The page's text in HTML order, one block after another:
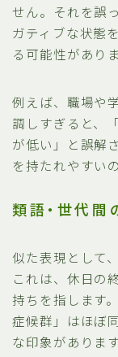
せん。それを誤
ガティブな状態
る可能性がありま
例えば、職場や
調しすぎると、
が低い」と誤解
を持たれやすい
類語・世代間
似た表現として
これは、休日の
持ちを指します
症候群」はほぼ
な印象があります